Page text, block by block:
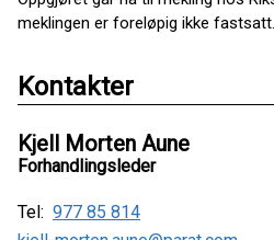
meklingen er foreløpig ikke fastsatt.
Kontakter
Kjell Morten Aune
Forhandlingsleder
Tel: 977 85 814